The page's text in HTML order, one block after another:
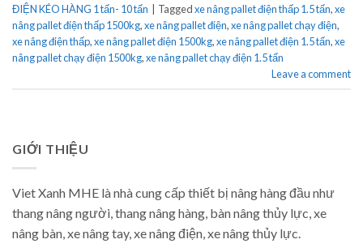
ĐIỆN KÉO HÀNG 1 tấn- 10 tấn Taggedxe nâng pallet điện thấp 1.5 tấn,xe
nâng pallet điện thấp 1500kg,xe nâng pallet điện,xe nâng pallet chạy điện,
xe nâng điện thấp,xe nâng pallet điện 1500kg,xe nâng pallet điện 1.5 tấn,xe
nâng pallet chạy điện 1500kg,xe nâng pallet chạy điện 1.5 tấn
Leave a comment
GIỚI THIỆU
Viet Xanh MHE là nhà cung cấp thiết bị nâng hàng đầu như
thang nâng người, thang nâng hàng, bàn nâng thủy lực, xe
nâng bàn, xe nâng tay, xe nâng điện, xe nâng thủy lực.